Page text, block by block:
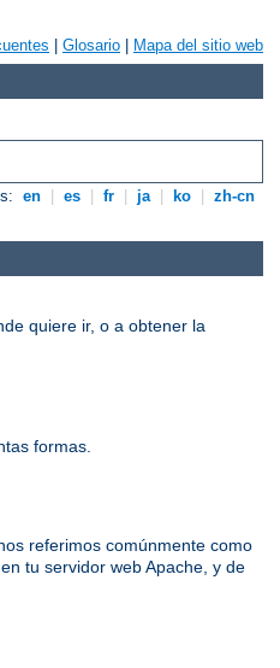
Glosario Mapa del sitio web
en es fr ja ko zh-cn
quiere ir, o a obtener la
formas.
referimos comúnmente como
tu servidor web Apache, y de